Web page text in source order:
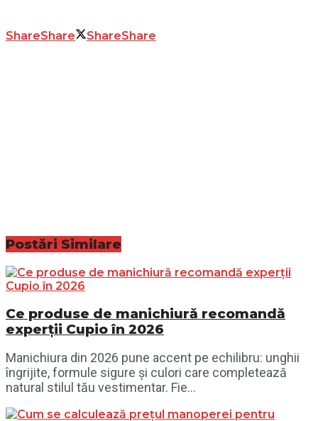
ShareShare ShareShare
Postări Similare
Ce produse de manichiură recomandă
experții Cupio în 2026
Manichiura din 2026 pune accent pe echilibru: unghii
îngrijite, formule sigure și culori care completează
natural stilul tău vestimentar. Fie...